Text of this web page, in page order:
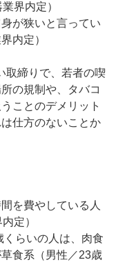
界内定）
が狭いと言ってい
内定）
取締りで、若者の喫
の規制や、タバコ
ことのデメリット
仕方のないことか
を費やしている人
定）
くらいの人は、肉食
食系（男性／23歳